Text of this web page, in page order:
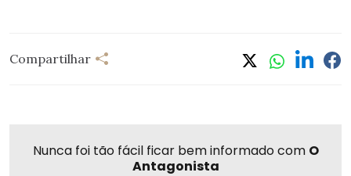
Compartilhar
Nunca foi tão fácil ficar bem informado com O
Antagonista